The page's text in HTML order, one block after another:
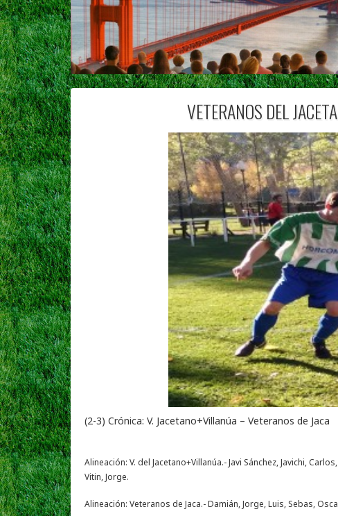
VETERANOS DEL
(2-3) Crónica: V. Jacetano+Villanúa – Veteranos de Jaca
Alineación: V. del Jacetano+Villanúa.- Javi Sánchez, Javichi,
Vitin, Jorge.
Alineación: Veteranos de Jaca.- Damián, Jorge, Luis, Sebas,